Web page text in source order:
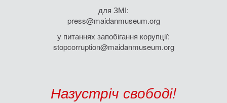
для ЗМІ:
press@maidanmuseum.org
у питаннях запобігання корупції:
stopcorruption@maidanmuseum.org
Назустріч свободі!